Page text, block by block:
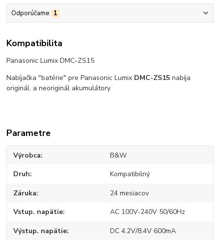
Odporúčame 1
Kompatibilita
Panasonic Lumix DMC-ZS15
Nabíjačka "batérie" pre Panasonic Lumix DMC-ZS15 nabíja
originál. a neoriginál akumulátory
Parametre
Výrobca B&W
Druh Kompatibilný
Záruka 24 mesiacov
Vstup. napätie AC 100V-240V 50/60Hz
Výstup. napätie DC 4.2V/8.4V 600mA